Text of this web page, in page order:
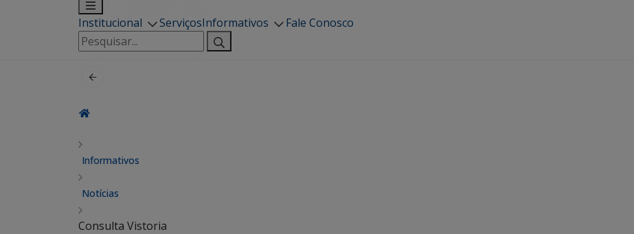
Institucional ServiçosInformativos
Fale Conosco
Pesquisar
por:
Informativos
Notícias
Consulta Vistoria